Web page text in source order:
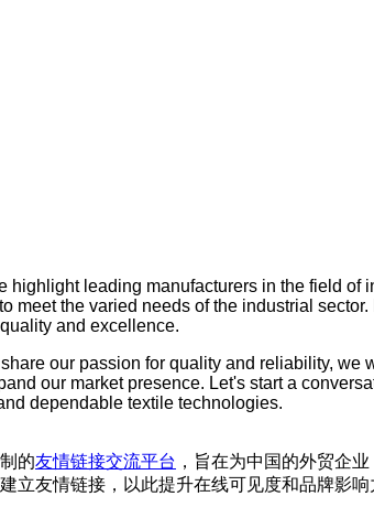
leading manufacturers in the field
meet the varied needs of the industrial
and excellence.
our passion for quality and reliability,
our market presence. Let's start a
dependable textile technologies.
的友情链接交流平台 ，旨在为中国的外贸企
立友情链接，以此提升在线可见度和品牌影